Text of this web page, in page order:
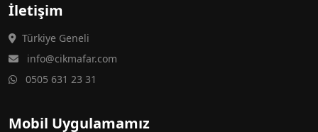
İletişim
Türkiye Geneli
info@cikmafar.com
0505 631 23 31
Mobil Uygulamamız